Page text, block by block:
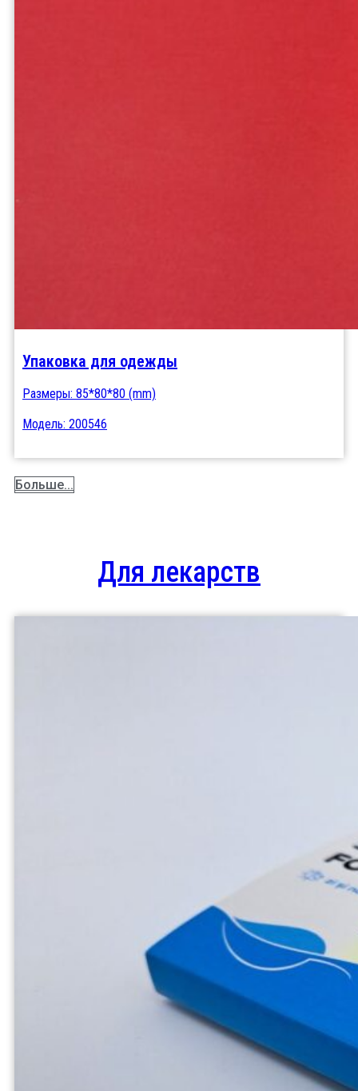
Упаковка для одежды
Размеры: 85*80*80 (mm)
Модель: 200546
Больше...
Для лекарств